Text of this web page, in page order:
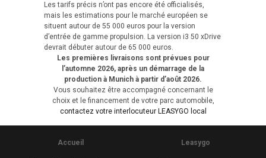
Les tarifs précis n’ont pas encore été officialisés,
mais les estimations pour le marché européen se
situent autour de 55 000 euros pour la version
d’entrée de gamme propulsion. La version i3 50 xDrive
devrait débuter autour de 65 000 euros.
Les premières livraisons sont prévues pour
l’automne 2026, après un démarrage de la
production à Munich à partir d’août 2026.
Vous souhaitez être accompagné concernant le
choix et le financement de votre parc automobile,
contactez votre interlocuteur LEASYGO local
Accueil Leasygo